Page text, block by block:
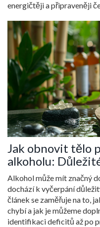
energičtěji a připraveněji
Jak obnovit tělo
alkoholu:
Alkohol může mít značný
dochází k vyčerpání
článek se zaměřuje na to,
chybí a jak je můžeme
identifikaci deficitů až po